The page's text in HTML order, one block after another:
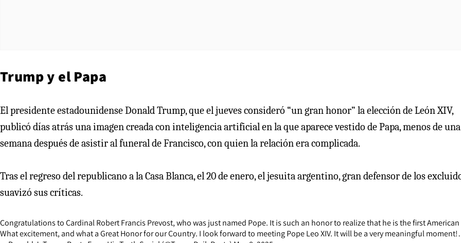
Trump y el Papa
El presidente estadounidense Donald Trump, que el jueves consideró “un gran honor” la elección de León XIV,
publicó días atrás una imagen creada con inteligencia artificial en la que aparece vestido de Papa, menos de una
semana después de asistir al funeral de Francisco, con quien la relación era complicada.
Tras el regreso del republicano a la Casa Blanca, el 20 de enero, el jesuita argentino, gran defensor de los
suavizó sus críticas.
Congratulations to Cardinal Robert Francis Prevost, who was just named Pope. It is such an honor to realize that he is the first American
What excitement, and what a Great Honor for our Country. I look forward to meeting Pope Leo XIV. It will be a very meaningful